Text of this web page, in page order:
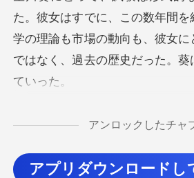
ログアウトします
検索
の数年間を
学の理論も市場の動向も、彼女に
示された成績表を呆然と見つめ
アンロックしたチャ
アプリダウンロードし